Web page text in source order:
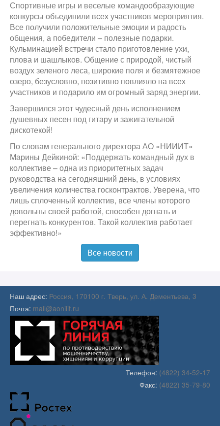
Спортивные игры и веселые командообразующие
конкурсы объединили всех участников мероприятия.
Все получили положительные эмоции и радость
общения, а победители – полезные подарки.
Кульминацией встречи стало приготовление ухи,
плова и шашлыков. Общение с природой, чистый
воздух зеленого леса, широкие поля и безмятежное
озеро, безусловно, позитивно повлияло на всех
участников и подарило им огромный заряд энергии.
Завершился этот чудесный день исполнением
душевных песен под гитару и зажигательной
дискотекой!
По словам генерального директора АО «НИИИТ»
Марины Дейкиной: «Поддержать командный дух в
коллективе – одна из приоритетных задач
руководства на сегодняшний день, в условиях
увеличения количества госконтрактов. Уверена, что
лишь сплоченный коллектив, все члены которого
довольны своей работой, способен догнать и
перегнать конкурентов. Такой коллектив работает
эффективно!»
Все новости
Наш адрес: Россия, 170100 г. Тверь, ул. А. Дементьева, 3
Почта: mail@aoniiit.ru
Телефон: (4822) 34-52-17
Факс: (4822) 35-79-80